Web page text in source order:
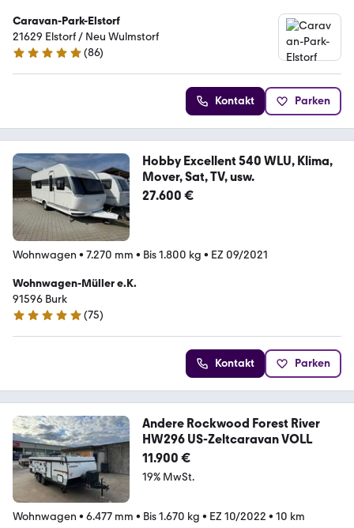
Caravan-Park-Elstorf
21629 Elstorf / Neu Wulmstorf
5 Sterne
(86)
Kontakt Parken
Hobby Excellent 540 WLU, Klima,
Mover, Sat, TV, usw.
27.600 €
Wohnwagen • 7.270 mm • Bis 1.800 kg • EZ 09/2021
Wohnwagen-Müller e.K.
91596 Burk
5 Sterne
(75)
Kontakt Parken
Andere Rockwood Forest River
HW296 US-Zeltcaravan VOLL
11.900 €
19% MwSt.
Wohnwagen • 6.477 mm • Bis 1.670 kg • EZ 10/2022 • 10 km